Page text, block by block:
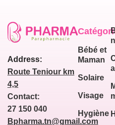
Address:
Route Teniour km
4,5
Contact:
27 150 040
Bpharma.tn@gmail.com
Bébé et
Maman
Solaire
Visage
Hygiène